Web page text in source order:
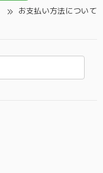
お支払い方法について